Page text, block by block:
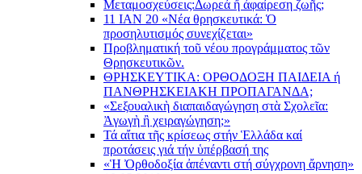
Μεταμοσχεύσεις:Δωρεά ἤ ἀφαίρεση ζωῆς;
11 ΙΑΝ 20 «Νέα θρησκευτικά: Ὁ
προσηλυτισμός συνεχίζεται»
Προβληματική τοῦ νέου προγράμματος τῶν
Θρησκευτικῶν.
ΘΡΗΣΚΕΥΤΙΚΑ: ΟΡΘΟΔΟΞΗ ΠΑΙΔΕΙΑ ή
ΠΑΝΘΡΗΣΚΕΙΑΚΗ ΠΡΟΠΑΓΑΝΔΑ;
«Σεξουαλικὴ διαπαιδαγώγηση στὰ Σχολεῖα:
Ἀγωγὴ ἢ χειραγώγηση;»
Τά αἴτια τῆς κρίσεως στήν Ἑλλάδα καί
προτάσεις γιά τήν ὑπέρβασή της
«Ἡ Ὀρθοδοξία ἀπέναντι στή σύγχρονη ἄρνηση»